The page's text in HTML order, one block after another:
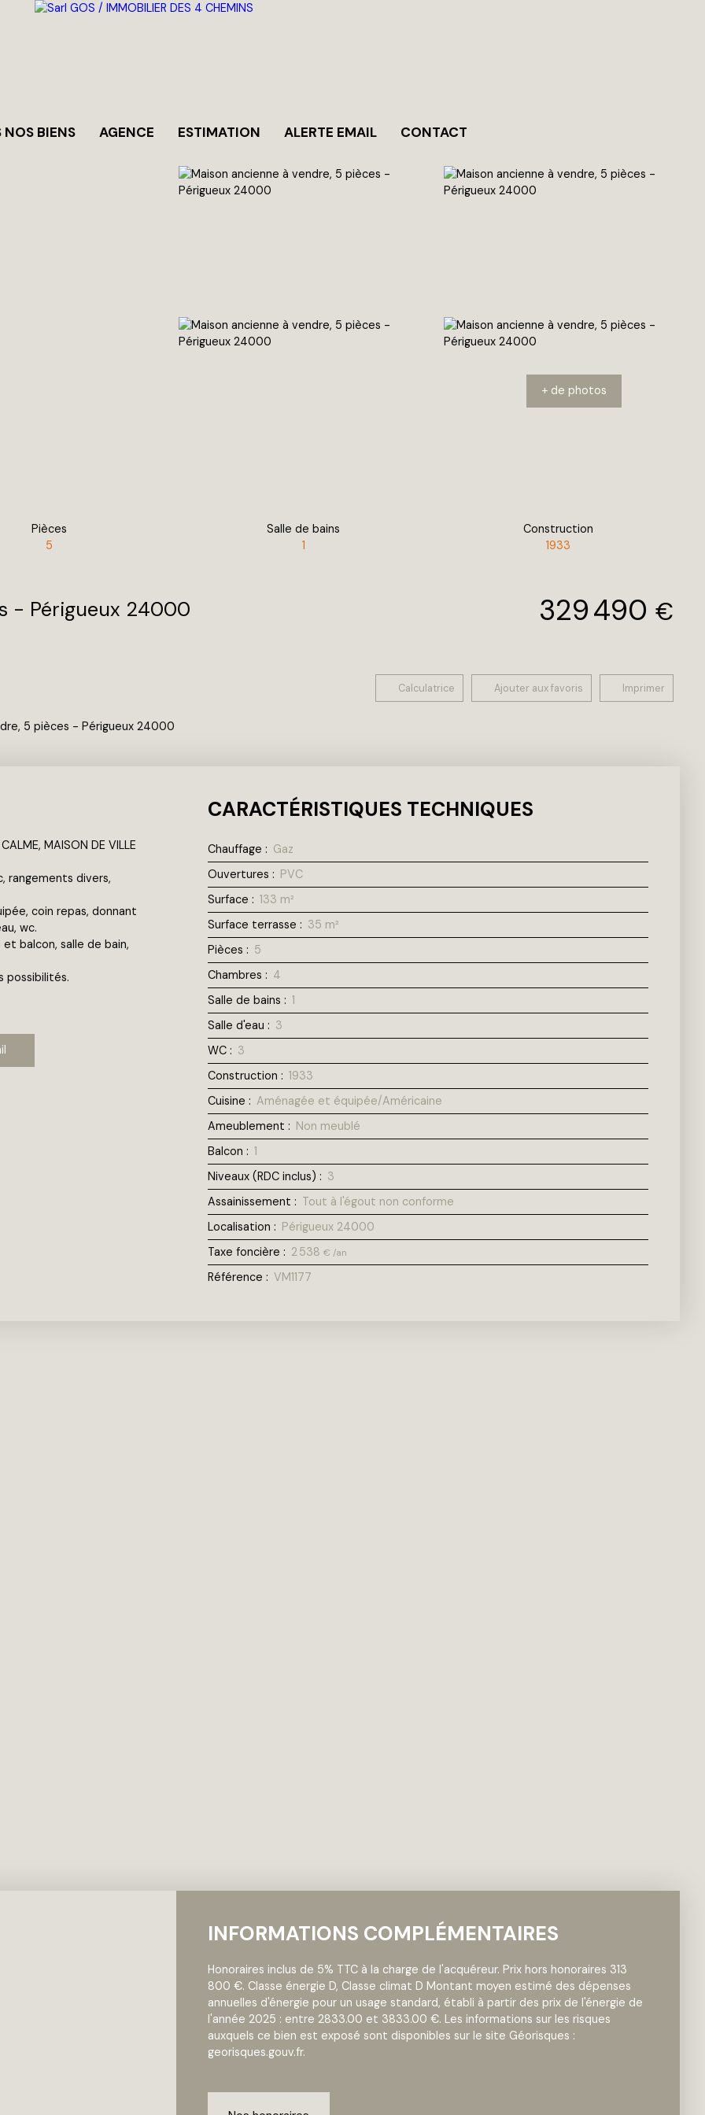
NOS BIENS AGENCE ESTIMATION ALERTE EMAIL CONTACT
+ de photos
Pièces
5
Salle de bains
1
Construction
1933
- Périgueux 24000 329 490 €
Calculatrice Ajouter aux favoris Imprimer
5 pièces - Périgueux 24000
MAISON DE VILLE
rangements divers,
coin repas, donnant
wc.
balcon, salle de bain,
possibilités.
CARACTÉRISTIQUES TECHNIQUES
Chauffage : Gaz
Ouvertures : PVC
Surface : 133 m²
Surface terrasse : 35 m²
Pièces : 5
Chambres : 4
Salle de bains : 1
Salle d'eau : 3
WC : 3
Construction : 1933
Cuisine : Aménagée et équipée/Américaine
Ameublement : Non meublé
Balcon : 1
Niveaux (RDC inclus) : 3
Assainissement : Tout à l'égout non conforme
Localisation : Périgueux 24000
Taxe foncière : 2 538 € /an
Référence : VM1177
INFORMATIONS COMPLÉMENTAIRES
Honoraires inclus de 5% TTC à la charge de l'acquéreur. Prix hors honoraires 313
800 €. Classe énergie D, Classe climat D Montant moyen estimé des dépenses
annuelles d'énergie pour un usage standard, établi à partir des prix de l'énergie de
l'année 2025 : entre 2833.00 et 3833.00 €. Les informations sur les risques
auxquels ce bien est exposé sont disponibles sur le site Géorisques :
georisques.gouv.fr.